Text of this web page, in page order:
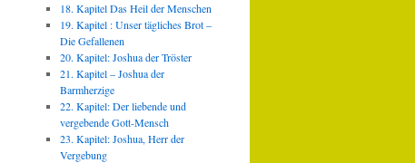
18. Kapitel Das Heil der Menschen
19. Kapitel : Unser tägliches Brot –
Die Gefallenen
20. Kapitel: Joshua der Tröster
21. Kapitel – Joshua der
Barmherzige
22. Kapitel: Der liebende und
vergebende Gott-Mensch
23. Kapitel: Joshua, Herr der
Vergebung